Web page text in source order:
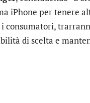
iPhone per tenere
consumatori,
di scelta e